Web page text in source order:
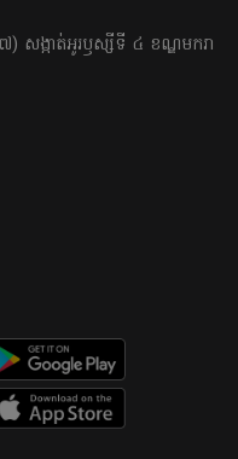
សង្កាត់អូរឫស្សីទី ៤ ខណ្ឌមករា